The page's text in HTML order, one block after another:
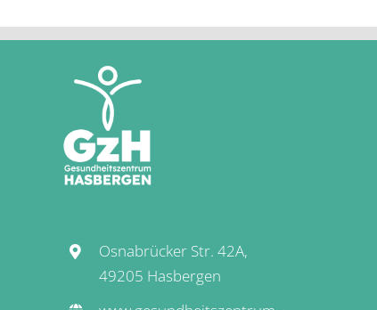
Osnabrücker Str. 42A,
49205 Hasbergen